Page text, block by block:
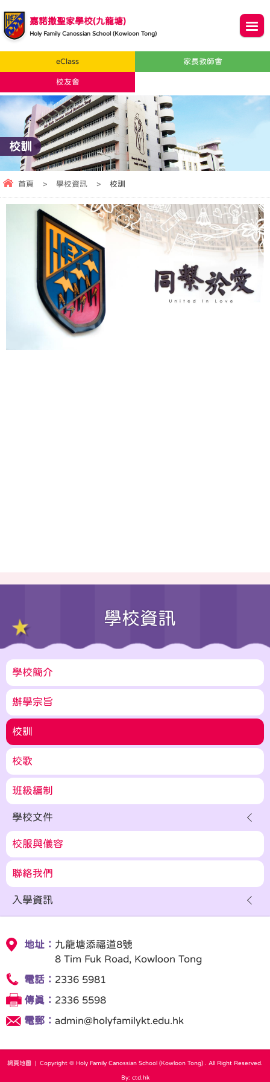
嘉諾撒聖家學校(九龍塘)
Holy Family Canossian School (Kowloon Tong)
eClass 家長教師會
校友會
校訓
首頁 > 學校資訊 > 校訓
學校資訊
學校簡介
辦學宗旨
校訓
校歌
班級編制
學校文件
校服與儀容
聯絡我們
入學資訊
地址： 九龍塘添福道8號
8 Tim Fuk Road, Kowloon Tong
電話： 2336 5981
傳真： 2336 5598
電郵： admin@holyfamilykt.edu.hk
網頁地圖 | Copyright © Holy Family Canossian School (Kowloon Tong) . All Right Reserved.
By: ctd.hk